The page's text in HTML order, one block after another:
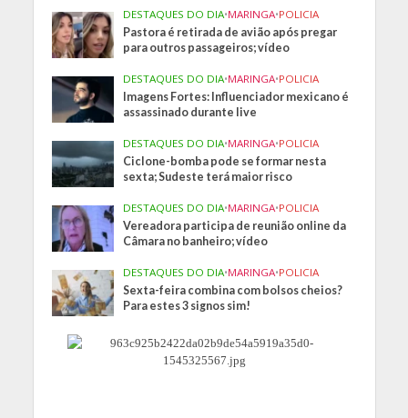
DESTAQUES DO DIA•MARINGA•POLICIA
Pastora é retirada de avião após pregar
para outros passageiros; vídeo
DESTAQUES DO DIA•MARINGA•POLICIA
Imagens Fortes: Influenciador mexicano é
assassinado durante live
DESTAQUES DO DIA•MARINGA•POLICIA
Ciclone-bomba pode se formar nesta
sexta; Sudeste terá maior risco
DESTAQUES DO DIA•MARINGA•POLICIA
Vereadora participa de reunião online da
Câmara no banheiro; vídeo
DESTAQUES DO DIA•MARINGA•POLICIA
Sexta-feira combina com bolsos cheios?
Para estes 3 signos sim!